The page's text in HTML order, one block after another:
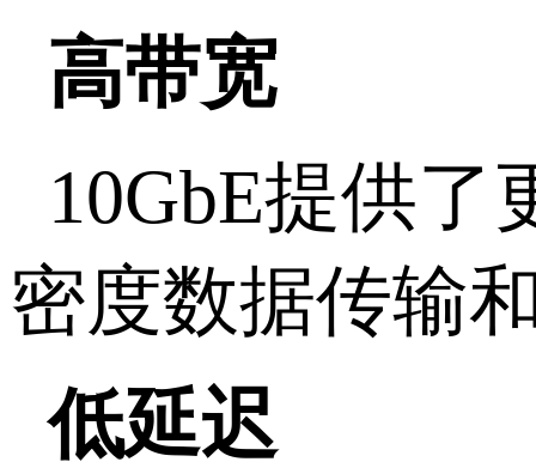
高带宽
10GbE提供
密度数据传输
低延迟